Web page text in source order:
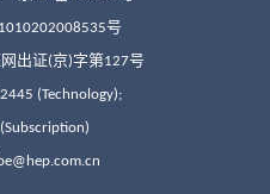
号
出证(京)字第127号
(Technology);